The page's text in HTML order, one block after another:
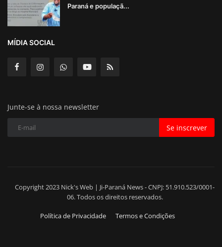
Paraná e populaçã...
MÍDIA SOCIAL
Junte-se à nossa newsletter
Se inscrever
Copyright 2023 Nick's Web | Ji-Paraná News - CNPJ: 51.910.523/0001-
06. Todos os direitos reservados.
Política de Privacidade Termos e Condições